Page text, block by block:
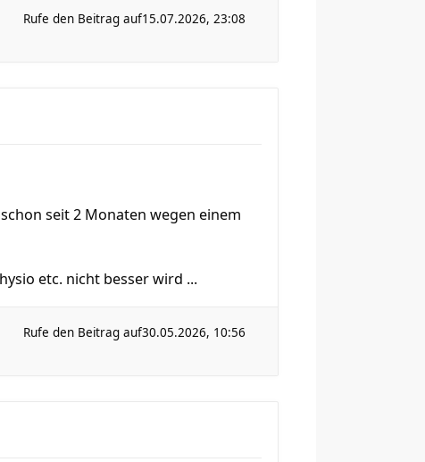
15.07.2026, 23:08
Rufe den Beitrag auf
seit 2 Monaten wegen einem
etc. nicht besser wird ...
30.05.2026, 10:56
Rufe den Beitrag auf